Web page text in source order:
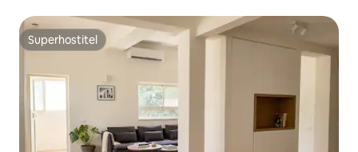
Superhostitel
Superhostitel